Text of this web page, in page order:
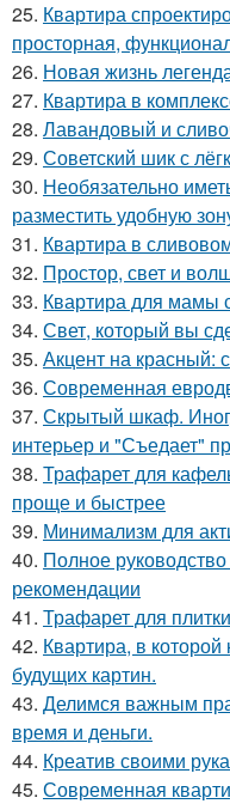
25. Квартира
просторная,
26. Новая жизнь
27. Квартира в
28. Лавандовый и
29. Советский шик с
30. Необязательно
разместить удобную
31. Квартира в
32. Простор, свет и
33. Квартира для мамы
34. Свет, который вы
35. Акцент на красный:
36. Современная
37. Скрытый шкаф.
интерьер и "Съедает"
38. Трафарет для
проще и быстрее
39. Минимализм для
40. Полное
рекомендации
41. Трафарет для
42. Квартира, в
будущих картин.
43. Делимся важным
время и деньги.
44. Креатив своими
45. Современная